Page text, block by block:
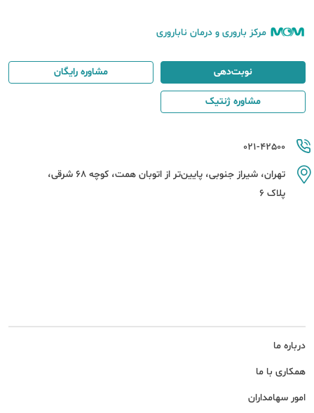
مرکز باروری و درمان ناباروری
درباره ما
همکاری با ما
امور سهامداران
021-42500
تهران، شیراز جنوبی، پایین‌تر از اتوبان همت، کوچه 68 شرقی،
پلاک 6
نوبت‌دهی مشاوره رایگان
مشاوره ژنتیک